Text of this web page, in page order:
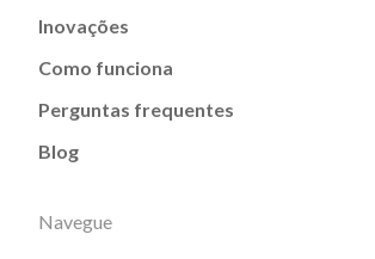
Inovações
Como funciona
Perguntas frequentes
Blog
Navegue